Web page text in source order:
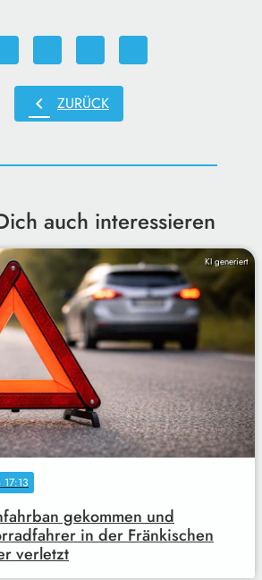
chevron_left ZURÜCK
auch interessieren
KI generiert
gekommen und
in der Fränkischen
verletzt